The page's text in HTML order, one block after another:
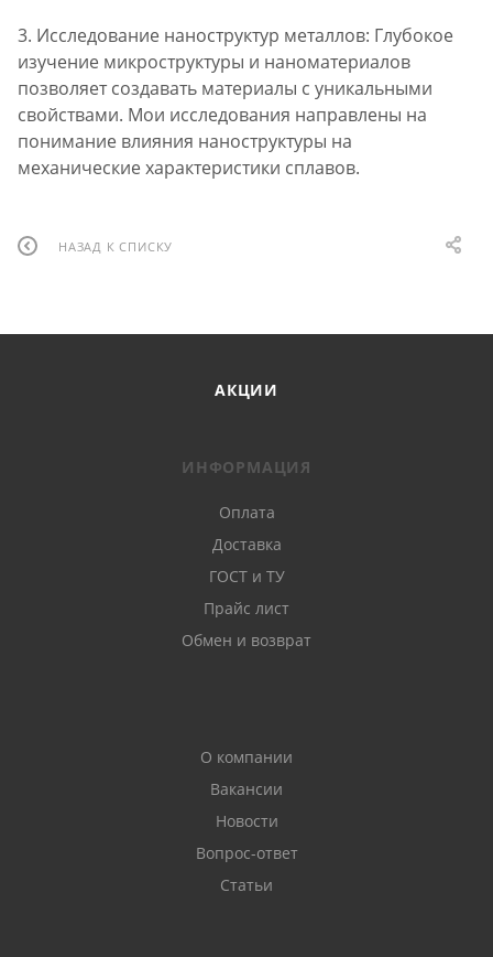
3. Исследование наноструктур металлов: Глубокое
изучение микроструктуры и наноматериалов
позволяет создавать материалы с уникальными
свойствами. Мои исследования направлены на
понимание влияния наноструктуры на
механические характеристики сплавов.
НАЗАД К СПИСКУ
АКЦИИ
ИНФОРМАЦИЯ
Оплата
Доставка
ГОСТ и ТУ
Прайс лист
Обмен и возврат
О компании
Вакансии
Новости
Вопрос-ответ
Статьи